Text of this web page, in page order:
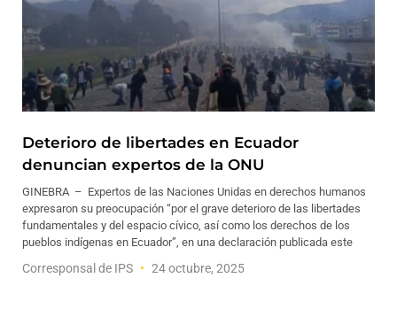
Deterioro de libertades en Ecuador
denuncian expertos de la ONU
GINEBRA – Expertos de las Naciones Unidas en derechos humanos
expresaron su preocupación “por el grave deterioro de las libertades
fundamentales y del espacio cívico, así como los derechos de los
pueblos indígenas en Ecuador”, en una declaración publicada este
Corresponsal de IPS 24 octubre, 2025